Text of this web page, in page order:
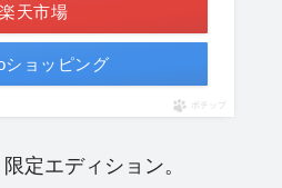
楽天市場
ショッピング
ポチップ
定エディション。